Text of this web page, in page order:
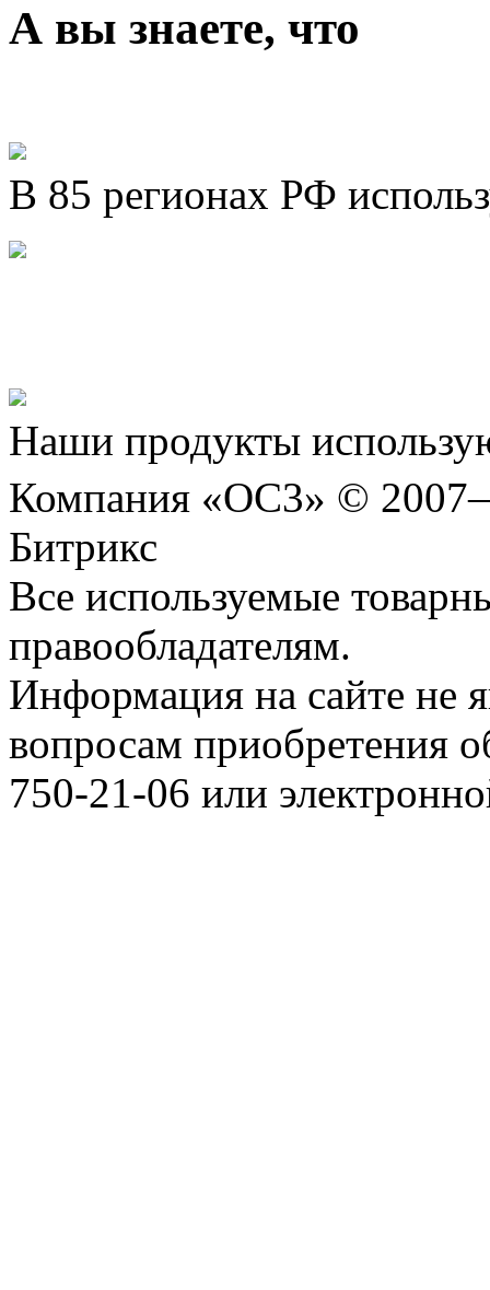
А вы знаете, что
В 85 регионах РФ
Наши продукты
Компания «ОС3» ©
Битрикс
Все используемые
правообладателям.
Информация на сайте не
вопросам приобретения
750-21-06 или